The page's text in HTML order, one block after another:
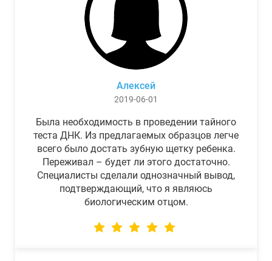
Алексей
2019-06-01
Была необходимость в проведении тайного
теста ДНК. Из предлагаемых образцов легче
всего было достать зубную щетку ребенка.
Переживал – будет ли этого достаточно.
Специалисты сделали однозначный вывод,
подтверждающий, что я являюсь
биологическим отцом.